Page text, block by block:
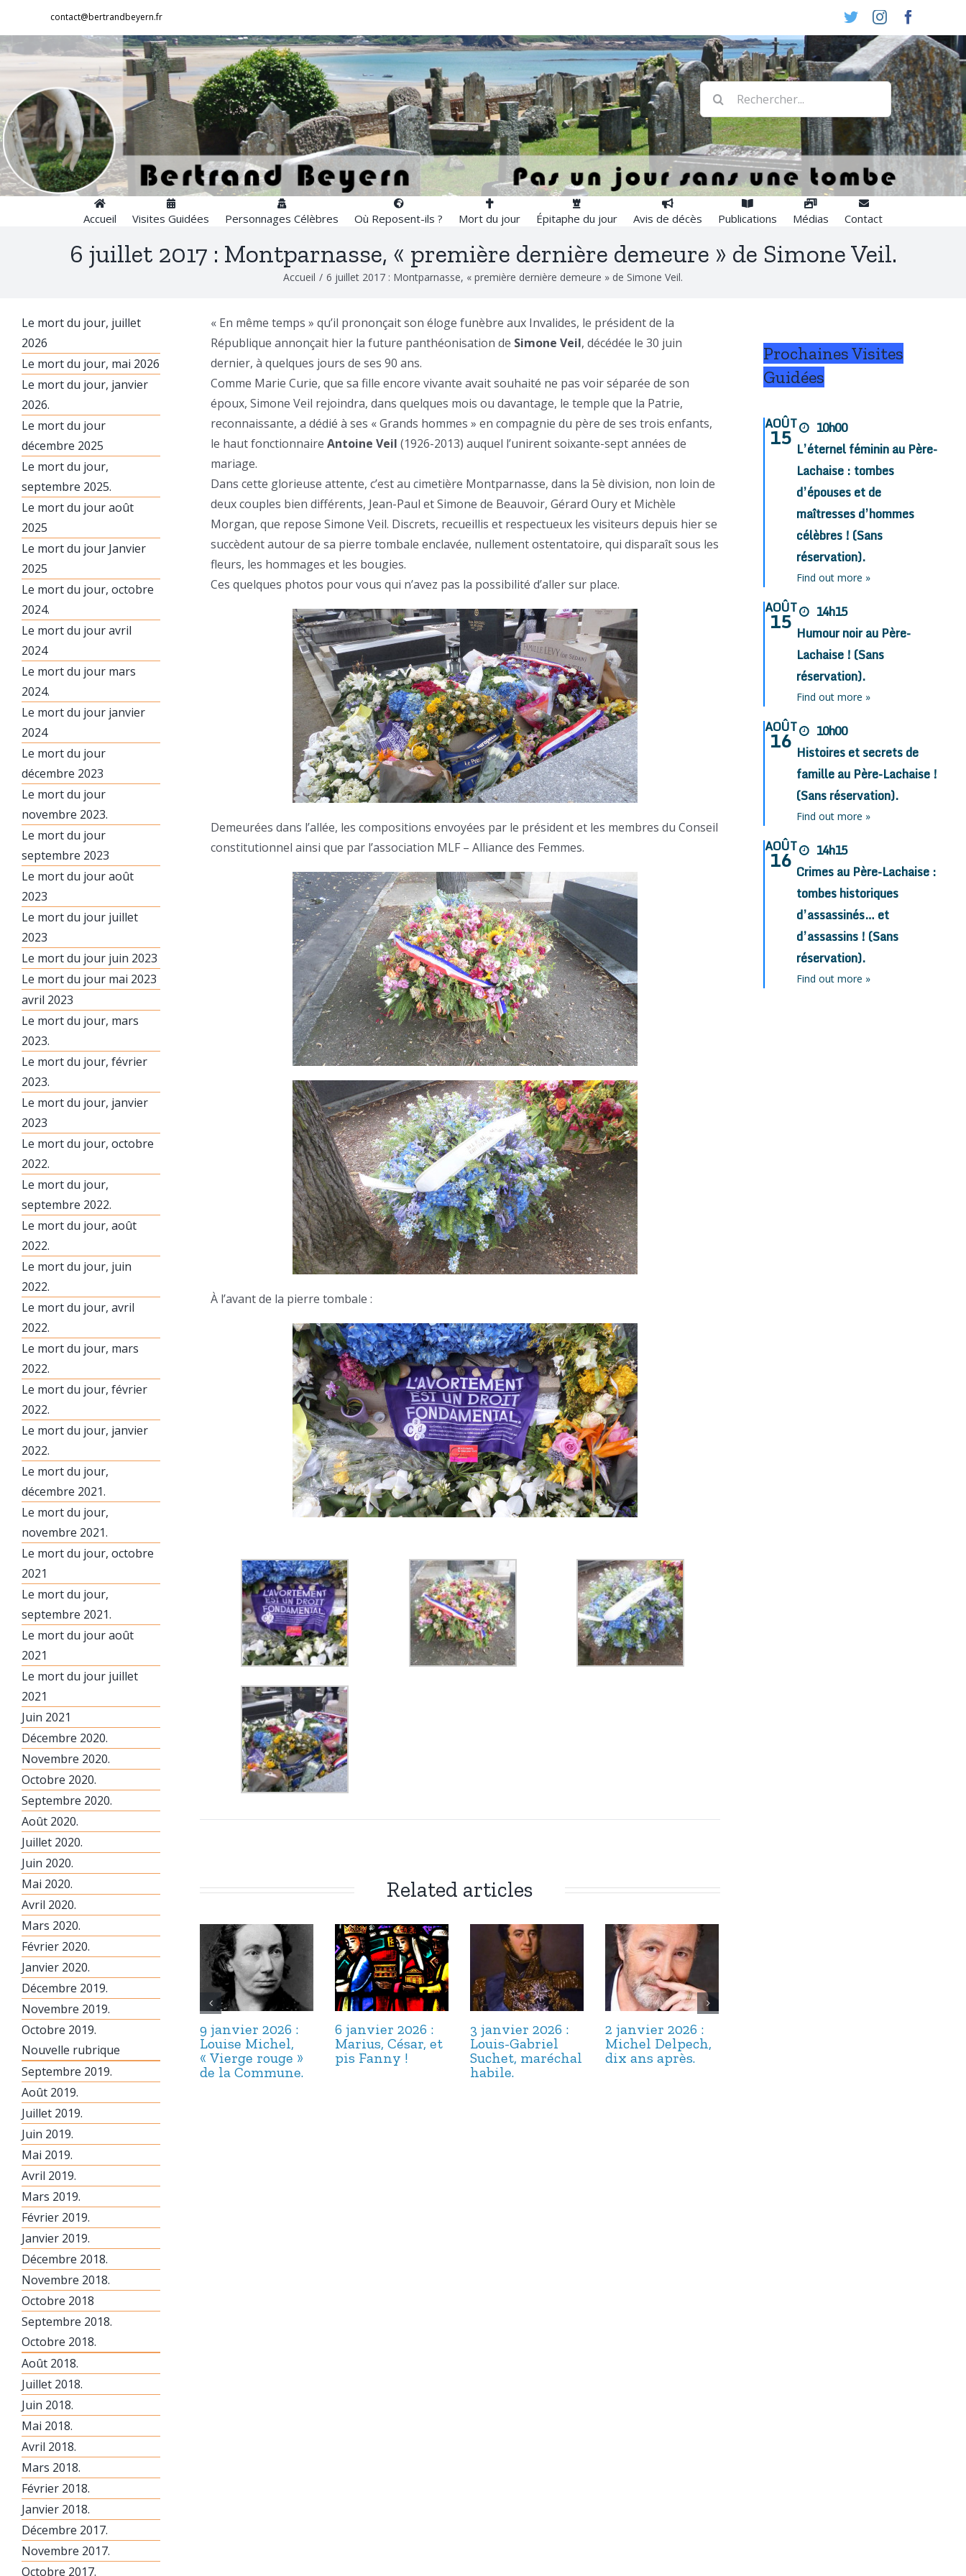
contenu
contact@bertrandbeyern.fr TwitterInstagram
Rechercher:
Accueil Visites Guidées Personnages Célèbres Où Reposent-ils ? Mort du jour Épitaphe du jour Avis de décès Publications Médias Contact
6 juillet 2017 : Montparnasse, « première dernière demeure » de Simone Veil.
Accueil / 6 juillet 2017 : Montparnasse, « première dernière demeure » de Simone Veil.
« En même temps » qu’il prononçait son éloge funèbre aux Invalides, le président de la
République annonçait hier la future panthéonisation de Simone Veil, décédée le 30 juin
dernier, à quelques jours de ses 90 ans.
Comme Marie Curie, que sa fille encore vivante avait souhaité ne pas voir séparée de son
époux, Simone Veil rejoindra, dans quelques mois ou davantage, le temple que la Patrie,
reconnaissante, a dédié à ses « Grands hommes » en compagnie du père de ses trois enfants,
le haut fonctionnaire Antoine Veil (1926-2013) auquel l’unirent soixante-sept années de
mariage.
Dans cette glorieuse attente, c’est au cimetière Montparnasse, dans la 5è division, non loin de
deux couples bien différents, Jean-Paul et Simone de Beauvoir, Gérard Oury et Michèle
Morgan, que repose Simone Veil. Discrets, recueillis et respectueux les visiteurs depuis hier se
succèdent autour de sa pierre tombale enclavée, nullement ostentatoire, qui disparaît sous les
fleurs, les hommages et les bougies.
Ces quelques photos pour vous qui n’avez pas la possibilité d’aller sur place.
Demeurées dans l’allée, les compositions envoyées par le président et les membres du Conseil
constitutionnel ainsi que par l’association MLF – Alliance des Femmes.
À l’avant de la pierre tombale :
Related articles
9 janvier 2026 :
Louise Michel,
« Vierge rouge »
de la Commune.
6 janvier 2026 :
Marius, César, et
pis Fanny !
3 janvier 2026 :
Louis-Gabriel
Suchet, maréchal
habile.
2 janvier 2026 :
Michel Delpech,
dix ans après.
Le mort du jour, juillet
2026
Le mort du jour, mai 2026
Le mort du jour, janvier
2026.
Le mort du jour
décembre 2025
Le mort du jour,
septembre 2025.
Le mort du jour août
2025
Le mort du jour Janvier
2025
Le mort du jour, octobre
2024.
Le mort du jour avril
2024
Le mort du jour mars
2024.
Le mort du jour janvier
2024
Le mort du jour
décembre 2023
Le mort du jour
novembre 2023.
Le mort du jour
septembre 2023
Le mort du jour août
2023
Le mort du jour juillet
2023
Le mort du jour juin 2023
Le mort du jour mai 2023
avril 2023
Le mort du jour, mars
2023.
Le mort du jour, février
2023.
Le mort du jour, janvier
2023
Le mort du jour, octobre
2022.
Le mort du jour,
septembre 2022.
Le mort du jour, août
2022.
Le mort du jour, juin
2022.
Le mort du jour, avril
2022.
Le mort du jour, mars
2022.
Le mort du jour, février
2022.
Le mort du jour, janvier
2022.
Le mort du jour,
décembre 2021.
Le mort du jour,
novembre 2021.
Le mort du jour, octobre
2021
Le mort du jour,
septembre 2021.
Le mort du jour août
2021
Le mort du jour juillet
2021
Juin 2021
Décembre 2020.
Novembre 2020.
Octobre 2020.
Septembre 2020.
Août 2020.
Juillet 2020.
Juin 2020.
Mai 2020.
Avril 2020.
Mars 2020.
Février 2020.
Janvier 2020.
Décembre 2019.
Novembre 2019.
Octobre 2019.
Nouvelle rubrique
Septembre 2019.
Août 2019.
Juillet 2019.
Juin 2019.
Mai 2019.
Avril 2019.
Mars 2019.
Février 2019.
Janvier 2019.
Décembre 2018.
Novembre 2018.
Octobre 2018
Septembre 2018.
Octobre 2018.
Août 2018.
Juillet 2018.
Juin 2018.
Mai 2018.
Avril 2018.
Mars 2018.
Février 2018.
Janvier 2018.
Décembre 2017.
Novembre 2017.
Octobre 2017.
Prochaines Visites
Guidées
AOÛT
15
10h00
L’éternel féminin au Père-
Lachaise : tombes
d’épouses et de
maîtresses d’hommes
célèbres ! (Sans
réservation).
Find out more »
AOÛT
15
14h15
Humour noir au Père-
Lachaise ! (Sans
réservation).
Find out more »
AOÛT
16
10h00
Histoires et secrets de
famille au Père-Lachaise !
(Sans réservation).
Find out more »
AOÛT
16
14h15
Crimes au Père-Lachaise :
tombes historiques
d’assassinés… et
d’assassins ! (Sans
réservation).
Find out more »